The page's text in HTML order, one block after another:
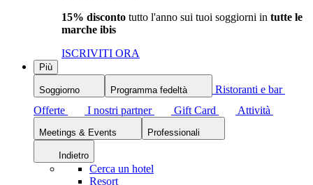
15% disconto tutto l'anno sui tuoi soggiorni in tutte le
marche ibis
ISCRIVITI ORA
Più
Soggiorno Programma fedeltà
Ristoranti e bar
Offerte
I nostri partner Gift Card Attività
Meetings & Events Professionali
Indietro
Cerca un hotel
Resort